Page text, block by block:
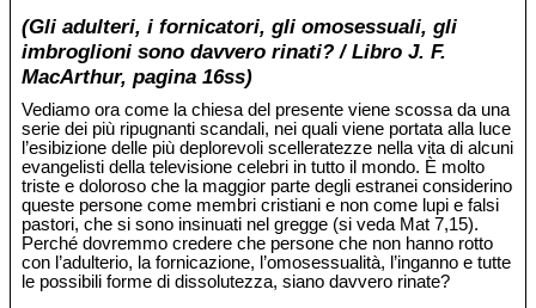
(Gli adulteri, i fornicatori, gli omosessuali, gli
imbroglioni sono davvero rinati? / Libro J. F.
MacArthur, pagina 16ss)
Vediamo ora come la chiesa del presente viene scossa da una
serie dei più ripugnanti scandali, nei quali viene portata alla luce
l’esibizione delle più deplorevoli scelleratezze nella vita di alcuni
evangelisti della televisione celebri in tutto il mondo. È molto
triste e doloroso che la maggior parte degli estranei considerino
queste persone come membri cristiani e non come lupi e falsi
pastori, che si sono insinuati nel gregge (si veda Mat 7,15).
Perché dovremmo credere che persone che non hanno rotto
con l’adulterio, la fornicazione, l’omosessualità, l’inganno e tutte
le possibili forme di dissolutezza, siano davvero rinate?